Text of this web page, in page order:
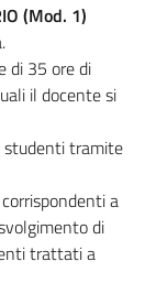
(Mod. 1)
di 35 ore di
il docente si
studenti tramite
a
di
trattati a